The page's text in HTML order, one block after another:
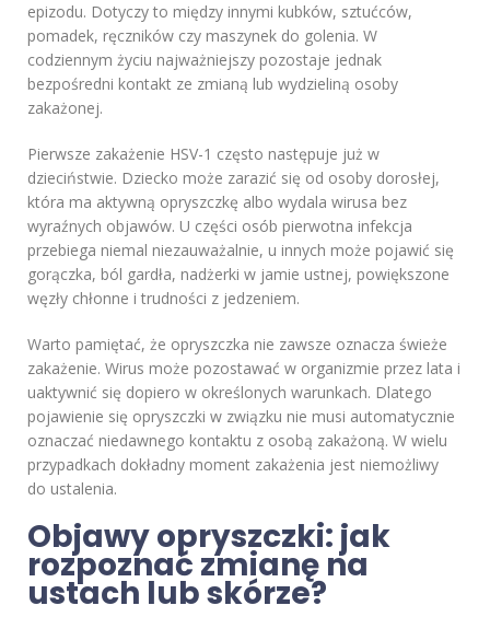
epizodu. Dotyczy to między innymi kubków, sztućców,
pomadek, ręczników czy maszynek do golenia. W
codziennym życiu najważniejszy pozostaje jednak
bezpośredni kontakt ze zmianą lub wydzieliną osoby
zakażonej.
Pierwsze zakażenie HSV-1 często następuje już w
dzieciństwie. Dziecko może zarazić się od osoby dorosłej,
która ma aktywną opryszczkę albo wydala wirusa bez
wyraźnych objawów. U części osób pierwotna infekcja
przebiega niemal niezauważalnie, u innych może pojawić się
gorączka, ból gardła, nadżerki w jamie ustnej, powiększone
węzły chłonne i trudności z jedzeniem.
Warto pamiętać, że opryszczka nie zawsze oznacza świeże
zakażenie. Wirus może pozostawać w organizmie przez lata i
uaktywnić się dopiero w określonych warunkach. Dlatego
pojawienie się opryszczki w związku nie musi automatycznie
oznaczać niedawnego kontaktu z osobą zakażoną. W wielu
przypadkach dokładny moment zakażenia jest niemożliwy
do ustalenia.
Objawy opryszczki: jak
rozpoznać zmianę na
ustach lub skórze?